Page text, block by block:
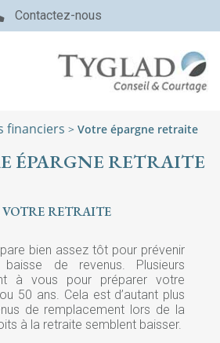
Contactez-nous
financiers > Votre épargne retraite
ÉPARGNE RETRAITE
VOTRE RETRAITE
bien assez tôt pour prévenir
de revenus. Plusieurs
à vous pour préparer votre
50 ans. Cela est d’autant plus
de remplacement lors de la
à la retraite semblent baisser.